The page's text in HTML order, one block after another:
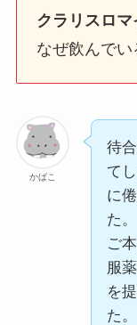
クラリスロマ
なぜ飲んでい
かばこ
待
て
に
た。
ご
服
を
た。